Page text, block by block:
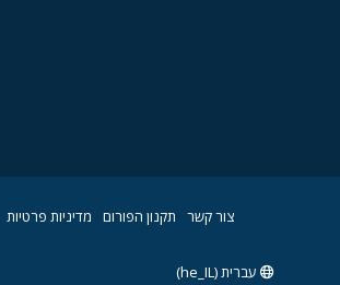
צור קשר תקנון הפורום מדיניות פרטיות
עברית (he_IL)